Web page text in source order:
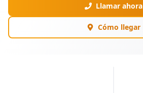
Llamar ahora
Cómo llegar